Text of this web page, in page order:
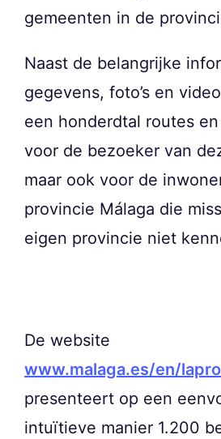
gemeenten in de
Naast de belangrijke
gegevens, foto’s en
een honderdtal routes
voor de bezoeker van
maar ook voor de
provincie Málaga die
eigen provincie niet
De website
www.malaga.es/en/
presenteert op een
intuïtieve manier 1.200